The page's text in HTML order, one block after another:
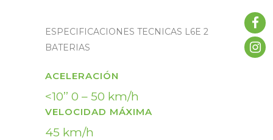
ESPECIFICACIONES TECNICAS L6E 2
BATERIAS
ACELERACIÓN
<10’’ 0 – 50 km/h
VELOCIDAD MÁXIMA
45 km/h